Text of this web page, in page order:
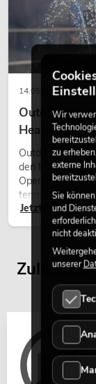
14.05.2026
Outdoor
Heads bei
Outdoor
den Einsatz im
Open-Air-
temporären
Jetzt lesen
Zuletzt
Wir
zu
externe
Sie
und
nicht
unserer